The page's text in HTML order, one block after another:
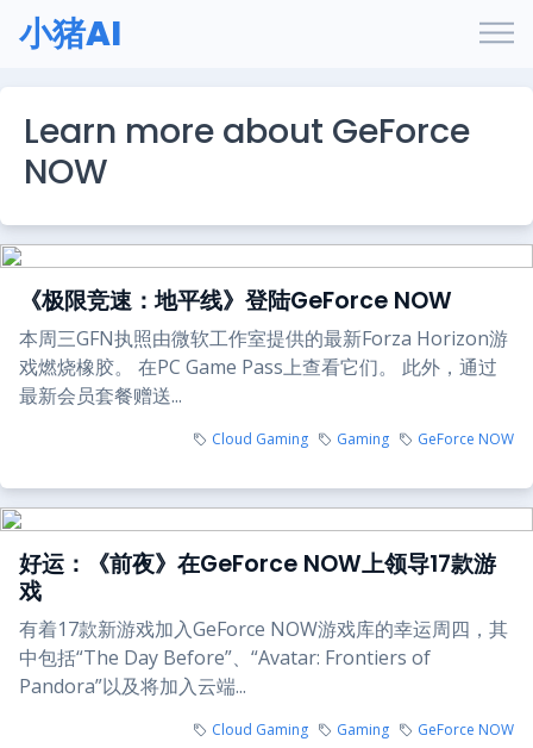
小猪AI
Learn more about GeForce
NOW
《极限竞速：地平线》登陆GeForce NOW
本周三GFN执照由微软工作室提供的最新Forza Horizon游
戏燃烧橡胶。 在PC Game Pass上查看它们。 此外，通过
最新会员套餐赠送...
Cloud Gaming Gaming GeForce NOW
好运：《前夜》在GeForce NOW上领导17款游
戏
有着17款新游戏加入GeForce NOW游戏库的幸运周四，其
中包括“The Day Before”、“Avatar: Frontiers of
Pandora”以及将加入云端...
Cloud Gaming Gaming GeForce NOW